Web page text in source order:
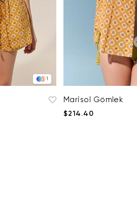
1
Marisol Gömlek
$214.40